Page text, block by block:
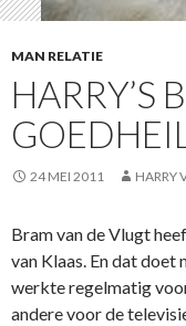
MAN RELATIE
HARRY’S
24 MEI 2011 HARRY
Bram van de Vlugt
van Klaas. En dat doet
werkte regelmatig
andere voor de